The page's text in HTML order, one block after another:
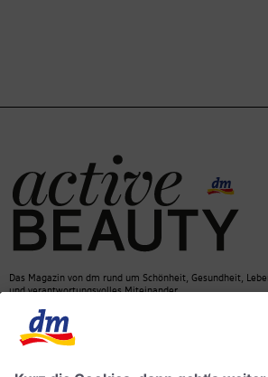
Das Magazin von dm rund um Schönheit, Gesundheit,
und verantwortungsvolles Miteinander.